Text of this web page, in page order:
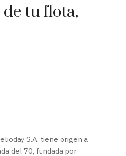
tu flota,
S.A. tiene origen a
del 70, fundada por